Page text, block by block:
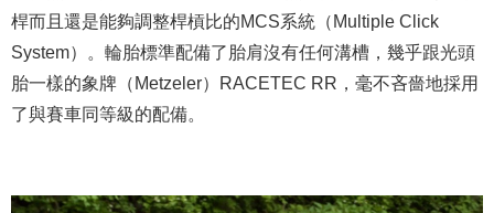
桿而且還是能夠調整桿槓比的MCS系統（Multiple Click
System）。輪胎標準配備了胎肩沒有任何溝槽，幾乎跟光頭
胎一樣的象牌（Metzeler）RACETEC RR，毫不吝嗇地採用
了與賽車同等級的配備。